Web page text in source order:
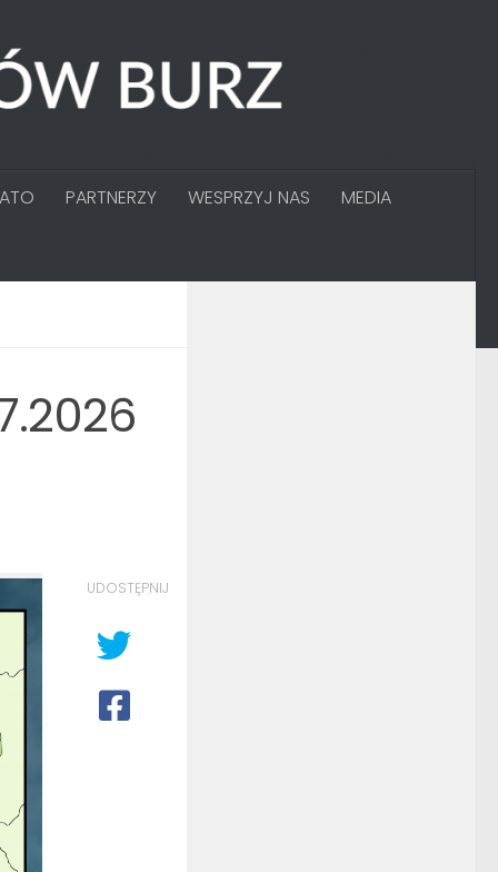
PARTNERZY WESPRZYJ NAS MEDIA
UDOSTĘPNIJ